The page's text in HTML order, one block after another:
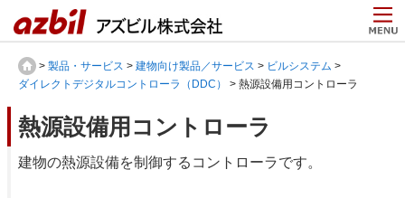
> 製品・サービス > 建物向け製品／サービス > ビルシステム >
ダイレクトデジタルコントローラ（DDC）
> 熱源設備用コントローラ
熱源設備用コントローラ
建物の熱源設備を制御するコントローラです。